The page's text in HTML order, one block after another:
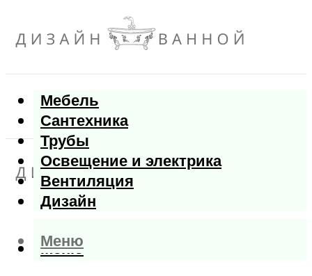
Мебель
Сантехника
Трубы
Освещение и электрика
Вентиляция
Дизайн
Меню
Меню